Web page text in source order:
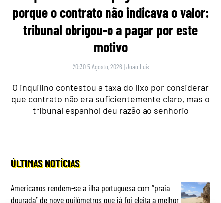
porque o contrato não indicava o valor:
tribunal obrigou-o a pagar por este
motivo
20:30 5 Agosto, 2026 |João Luís
O inquilino contestou a taxa do lixo por considerar
que contrato não era suficientemente claro, mas o
tribunal espanhol deu razão ao senhorio
ÚLTIMAS NOTÍCIAS
Americanos rendem-se a ilha portuguesa com “praia
dourada” de nove quilómetros que já foi eleita a melhor